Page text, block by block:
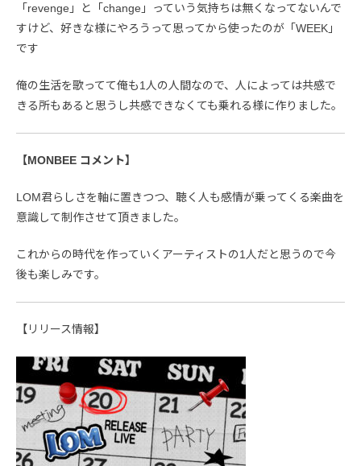
「revenge」と「change」っていう気持ちは無くなってないんで
すけど、好きな様にやろうって思ってから使ったのが「WEEK」
です
俺の生活を歌ってて俺も1人の人間なので、人によっては共感で
きる所もあると思うし共感できなくても乗れる様に作りました。
【MONBEE コメント】
LOM君らしさを軸に置きつつ、聴く人も感情が乗ってくる楽曲を
意識して制作させて頂きました。
これからの時代を作っていくアーティストの1人だと思うので今
後も楽しみです。
【リリース情報】